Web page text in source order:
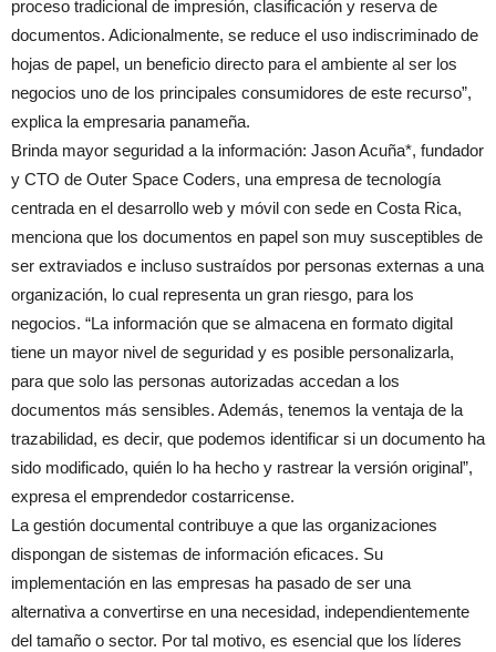
proceso tradicional de impresión, clasificación y reserva de
documentos. Adicionalmente, se reduce el uso indiscriminado de
hojas de papel, un beneficio directo para el ambiente al ser los
negocios uno de los principales consumidores de este recurso”,
explica la empresaria panameña.
Brinda mayor seguridad a la información: Jason Acuña*, fundador
y CTO de Outer Space Coders, una empresa de tecnología
centrada en el desarrollo web y móvil con sede en Costa Rica,
menciona que los documentos en papel son muy susceptibles de
ser extraviados e incluso sustraídos por personas externas a una
organización, lo cual representa un gran riesgo, para los
negocios. “La información que se almacena en formato digital
tiene un mayor nivel de seguridad y es posible personalizarla,
para que solo las personas autorizadas accedan a los
documentos más sensibles. Además, tenemos la ventaja de la
trazabilidad, es decir, que podemos identificar si un documento ha
sido modificado, quién lo ha hecho y rastrear la versión original”,
expresa el emprendedor costarricense.
La gestión documental contribuye a que las organizaciones
dispongan de sistemas de información eficaces. Su
implementación en las empresas ha pasado de ser una
alternativa a convertirse en una necesidad, independientemente
del tamaño o sector. Por tal motivo, es esencial que los líderes